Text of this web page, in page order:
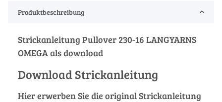
Produktbeschreibung
Strickanleitung Pullover 230-16 LANGYARNS
OMEGA als download
Download Strickanleitung
Hier erwerben Sie die original Strickanleitung